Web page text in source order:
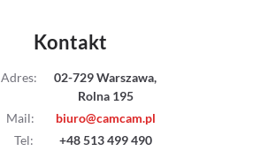
Kontakt
Adres:
02-729 Warszawa,
Rolna 195
Mail:
biuro@camcam.pl
Tel:
+48 513 499 490